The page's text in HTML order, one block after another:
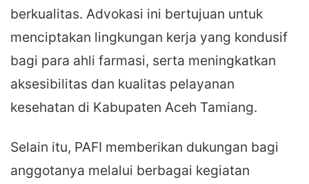
berkualitas. Advokasi ini bertujuan untuk
menciptakan lingkungan kerja yang kondusif
bagi para ahli farmasi, serta meningkatkan
aksesibilitas dan kualitas pelayanan
kesehatan di Kabupaten Aceh Tamiang.
Selain itu, PAFI memberikan dukungan bagi
anggotanya melalui berbagai kegiatan